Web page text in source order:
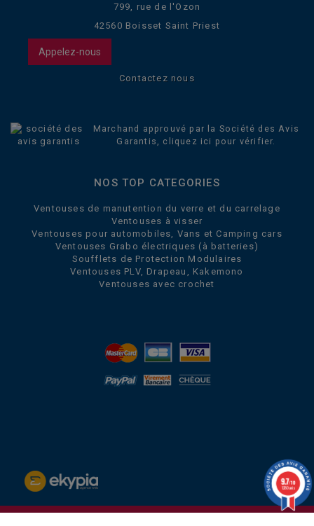
799, rue de l'Ozon
42560 Boisset Saint Priest
Appelez-nous
Contactez nous
Marchand approuvé par la Société des Avis
Garantis, cliquez ici pour vérifier
NOS TOP CATEGORIES
Ventouses de manutention du verre et du carrelage
Ventouses à visser
Ventouses pour automobiles, Vans et Camping cars
Ventouses Grabo électriques (à batteries)
Soufflets de Protection Modulaires
Ventouses PLV, Drapeau, Kakemono
Ventouses avec crochet
9.7/10
1280 avis